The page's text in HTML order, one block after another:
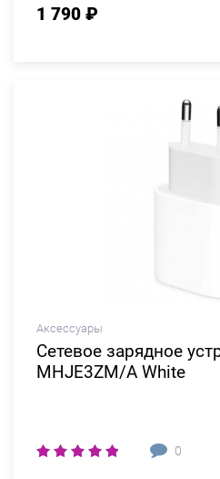
1 790 ₽
Аксессуары
Сетевое зарядное
MHJE3ZM/A White
0